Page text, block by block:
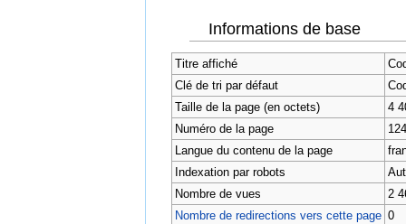
Informations de base
Titre affiché
Clé de tri par défaut
Taille de la page (en octets)
4
Numéro de la page
Langue du contenu de la page
Indexation par robots
Nombre de vues
2
Nombre de redirections vers cette page 0